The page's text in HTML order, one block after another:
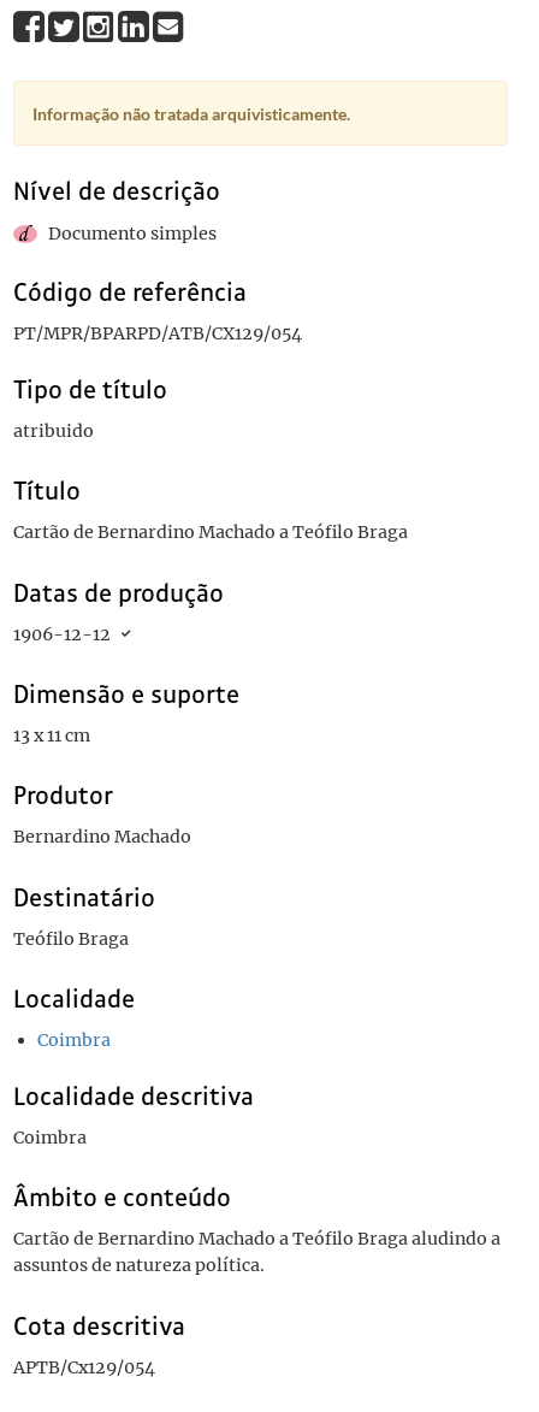
Informação não tratada arquivisticamente.
Nível de descrição
Documento simples
Código de referência
PT/MPR/BPARPD/ATB/CX129/054
Tipo de título
atribuido
Título
Cartão de Bernardino Machado a Teófilo Braga
Datas de produção
1906-12-12
Dimensão e suporte
13 x 11 cm
Produtor
Bernardino Machado
Destinatário
Teófilo Braga
Localidade
Coimbra
Localidade descritiva
Coimbra
Âmbito e conteúdo
Cartão de Bernardino Machado a Teófilo Braga aludindo a
assuntos de natureza política.
Cota descritiva
APTB/Cx129/054